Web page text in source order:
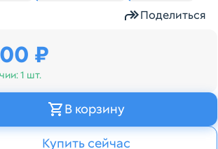
Поделиться
₽
1 шт.
В корзину
Купить сейчас